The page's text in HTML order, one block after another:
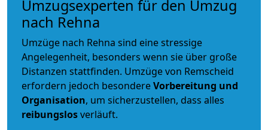
Umzugsexperten für den Umzug
nach Rehna
Umzüge nach Rehna sind eine stressige
Angelegenheit, besonders wenn sie über große
Distanzen stattfinden. Umzüge von Remscheid
erfordern jedoch besondereVorbereitung und
Organisation, um sicherzustellen, dass alles
reibungslosverläuft.